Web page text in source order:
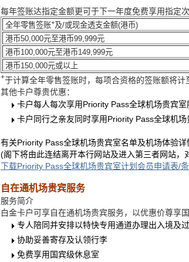
每年签账达指定金额更可于下一年度免费享用指定
全年零售签账+及/或现金透支金额(港币)
港币50,000元至港币99,999元
港币100,000元至港币149,999元
港币150,000元或以上
+于计算全年零售签账时，每项合资格的签账额将计
其他卡户尊贵优惠：
卡户每人每次享用Priority Pass全球机场贵宾
卡户同行之亲友同时享用Priority Pass全球机
有关Priority Pass全球机场贵宾室名单及机场体验详
(阁下将由此连结离开本行网站及进入第三者网站
下载Priority Pass全球机场贵宾室计划会员申请表/
自在通机场贵宾服务
服务简介
白金卡户可享自在通机场贵宾服务，以优惠价尊享
专人陪同并安排以特快专用通道办理出入境及
协助妥善寄存及认领行李
免费享用国宾级休息室